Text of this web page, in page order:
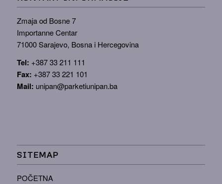
Zmaja od Bosne 7
Importanne Centar
71000 Sarajevo, Bosna i Hercegovina
Tel: +387 33 211 111
Fax: +387 33 221 101
Mail: unipan@parketiunipan.ba
SITEMAP
POČETNA